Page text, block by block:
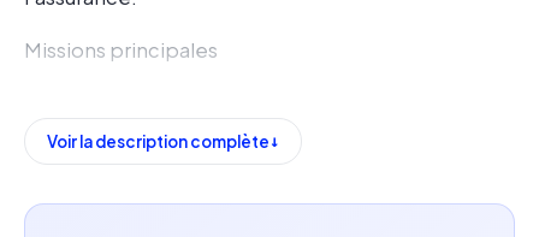
Missions principales
étude de faisabilité, conception, réalisation,
recette, mise en production, déploiement et VSR
Assurer le suivi du périmètre, du budget, du
Voir la description complète